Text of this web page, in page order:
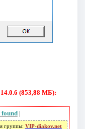
(853,88 МБ):
found|
группы: VIP-diakov.net